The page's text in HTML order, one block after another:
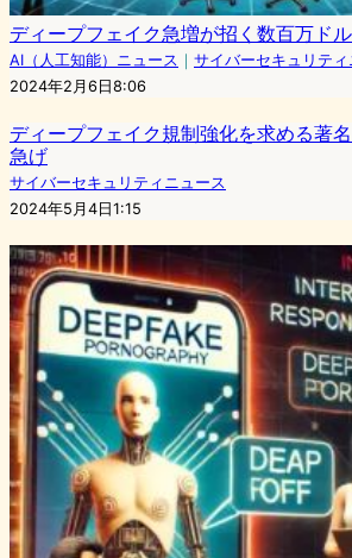
ディープフェイク急増が招く数百万ド
AI（人工知能）ニュース ｜ サイバーセキュリティ
2024年2月6日8:06
ディープフェイク規制強化を求める著
急げ
サイバーセキュリティニュース
2024年5月4日1:15